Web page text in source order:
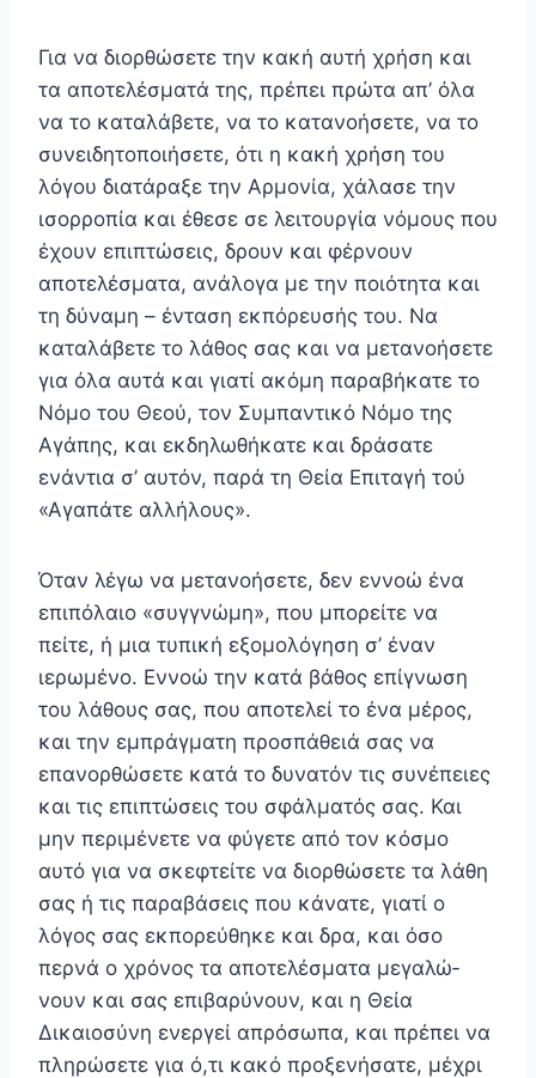
Για να διορθώσετε την κακή αυτή χρήση και
τα αποτελέσματά της, πρέπει πρώτα απ’ όλα
να το καταλάβε­τε, να το κατανοήσετε, να το
συνειδητοποιήσετε, ότι η κα­κή χρήση του
λόγου διατάραξε την Αρμονία, χάλασε την
ισορροπία και έθεσε σε λειτουργία νόμους που
έχουν επι­πτώσεις, δρουν και φέρνουν
αποτελέσματα, ανάλογα με την ποιότητα και
τη δύναμη – ένταση εκπόρευσής του. Να
καταλάβετε το λάθος σας και να μετανοήσετε
για όλα αυτά και γιατί ακόμη παραβήκατε το
Νόμο του Θεού, τον Συμπαντικό Νόμο της
Αγάπης, και εκδηλωθήκατε και δρά­σατε
ενάντια σ’ αυτόν, παρά τη Θεία Επιταγή τού
«Αγα­πάτε αλλήλους».
Όταν λέγω να μετανοήσετε, δεν εννοώ ένα
επιπόλαιο «συγγνώμη», που μπορείτε να
πείτε, ή μια τυπική εξομο­λόγηση σ’ έναν
ιερωμένο. Εννοώ την κατά βάθος επίγνω­ση
του λάθους σας, που αποτελεί το ένα μέρος,
και την εμπράγματη προσπάθειά σας να
επανορθώσετε κατά το δυνατόν τις συνέπειες
και τις επιπτώσεις του σφάλματός σας. Και
μην περιμένετε να φύγετε από τον κόσμο
αυτό για να σκεφτείτε να διορθώσετε τα λάθη
σας ή τις παρα­βάσεις που κάνατε, γιατί ο
λόγος σας εκπορεύθηκε και δρα, και όσο
περνά ο χρόνος τα αποτελέσματα μεγαλώ­
νουν και σας επιβαρύνουν, και η Θεία
Δικαιοσύνη ενεργεί απρόσωπα, και πρέπει να
πληρώσετε για ό,τι κακό προ­ξενήσατε, μέχρι